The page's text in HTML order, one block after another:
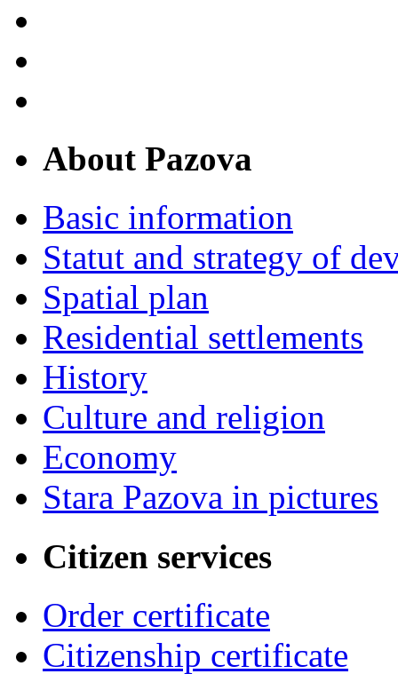
About Pazova
Basic information
Statut and strategy of
Spatial plan
Residential settlements
History
Culture and religion
Economy
Stara Pazova in pictures
Citizen services
Order certificate
Citizenship certificate